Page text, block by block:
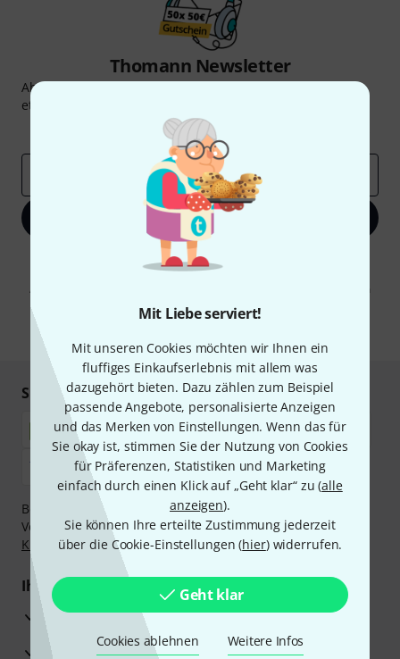
Mit Liebe serviert!
Mit unseren Cookies möchten wir Ihnen ein
fluffiges Einkaufserlebnis mit allem was
dazugehört bieten. Dazu zählen zum Beispiel
passende Angebote, personalisierte Anzeigen
und das Merken von Einstellungen. Wenn das für
Sie okay ist, stimmen Sie der Nutzung von Cookies
für Präferenzen, Statistiken und Marketing
einfach durch einen Klick auf „Geht klar“ zu (alle
anzeigen).
Sie können Ihre erteilte Zustimmung jederzeit
über die Cookie-Einstellungen (hier) widerrufen.
Geht klar
Cookies ablehnen Weitere Infos
Thomann Newsletter
Abonniere den Thomann Newsletter und gewinne mit
etwas Glück einen von
Inspirierende Beiträge
Deals
Jetzt anmelden
Mit Klick auf „Jetzt anmelden“ stimmen Sie dem Erhalt von E-Mail-
Werbung und einer Messung des E-Mail-Nutzungsverhaltens zu. Die
Abmeldung ist jederzeit möglich. Weitere Informationen finden Sie in
Sicher einkaufen & bezahlen
Bezahlen Sie vertraulich und sicher per Nachnahme,
Vorkasse, PayPal, Amazon Pay,Klarna Sofort bezahlen
Klarna Ratenzahlungoder Kreditkarte.
Ihre Vorteile
3 Jahre Thomann Garantie
30 Tage Money-Back-Garantie